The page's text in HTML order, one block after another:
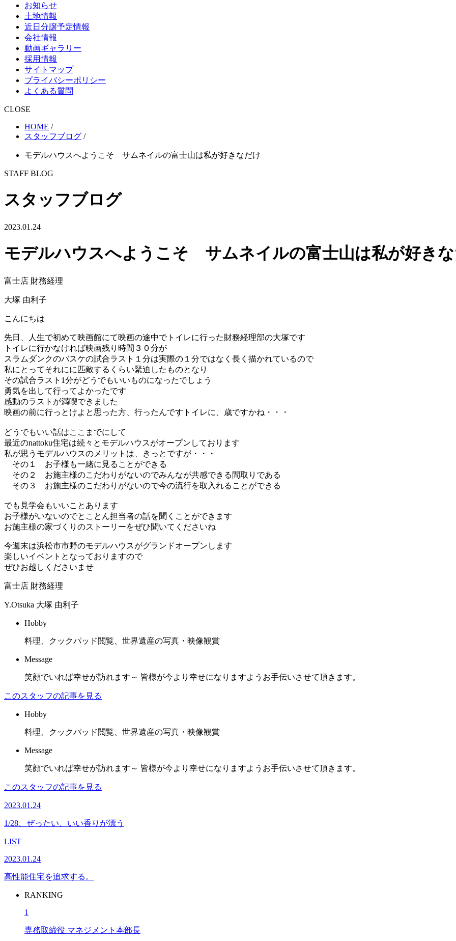
お知らせ
土地情報
近日分譲予定情報
会社情報
動画ギャラリー
採用情報
サイトマップ
プライバシーポリシー
よくある質問
CLOSE
HOME /
スタッフブログ /
モデルハウスへようこそ サムネイルの富士山は私が好きなだけ
STAFF BLOG
スタッフブログ
2023.01.24
モデルハウスへようこそ サムネイルの富士山は私が好き
富士店 財務経理
大塚 由利子
こんにちは
先日、人生で初めて映画館にて映画の途中でトイレに行った財務経理部の大塚です
トイレに行かなければ映画残り時間３０分が
スラムダンクのバスケの試合ラスト１分は実際の１分ではなく長く描かれているので
私にとってそれにに匹敵するくらい緊迫したものとなり
その試合ラスト1分がどうでもいいものになったでしょう
勇気を出して行ってよかったです
感動のラストが満喫できました
映画の前に行っとけよと思った方、行ったんですトイレに、歳ですかね・・・
どうでもいい話はここまでにして
最近のnattoku住宅は続々とモデルハウスがオープンしております
私が思うモデルハウスのメリットは、きっとですが・・・
その１ お子様も一緒に見ることができる
その２ お施主様のこだわりがないのでみんなが共感できる間取りである
その３ お施主様のこだわりがないので今の流行を取入れることができる
でも見学会もいいことあります
お子様がいないのでとことん担当者の話を聞くことができます
お施主様の家づくりのストーリーをぜひ聞いてくださいね
今週末は浜松市市野のモデルハウスがグランドオープンします
楽しいイベントとなっておりますので
ぜひお越しくださいませ
富士店 財務経理
Y.Otsuka 大塚 由利子
Hobby
料理、クックパッド閲覧、世界遺産の写真・映像観賞
Message
笑顔でいれば幸せが訪れます～ 皆様が今より幸せになりますようお手伝いさせて頂きます。
このスタッフの記事を見る
Hobby
料理、クックパッド閲覧、世界遺産の写真・映像観賞
Message
笑顔でいれば幸せが訪れます～ 皆様が今より幸せになりますようお手伝いさせて頂きます。
このスタッフの記事を見る
2023.01.24
1/28、ぜったい、いい香りが漂う
LIST
2023.01.24
高性能住宅を追求する。
RANKING
1
専務取締役 マネジメント本部長